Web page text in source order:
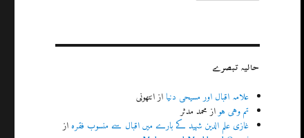
حالیہ تبصرے
علامہ اقبال اور مسیحی دنیاازانتھونی
تم وہی ہوازمحمد مدثر
غازی علم الدین شہید کے بارے میں اقبال سے منسوب فقرہاز